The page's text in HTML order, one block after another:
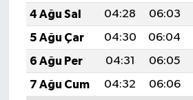
4 Ağu Sal
04:28 06:03
5 Ağu Çar
04:30 06:04
6 Ağu Per
04:31 06:05
7 Ağu Cum
04:32 06:06